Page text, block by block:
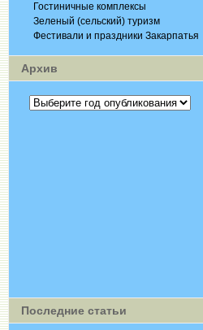
Гостиничные комплексы
Зеленый (сельский) туризм
Фестивали и праздники Закарпатья
Архив
Последние статьи